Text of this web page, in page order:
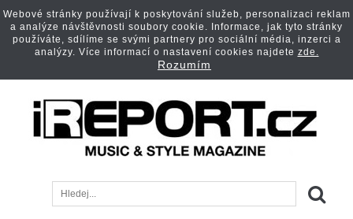
Webové stránky používají k poskytování služeb, personalizaci reklam
a analýze návštěvnosti soubory cookie. Informace, jak tyto stránky
používáte, sdílíme se svými partnery pro sociální média, inzerci a
analýzy. Více informací o nastavení cookies najdete zde.
Rozumím